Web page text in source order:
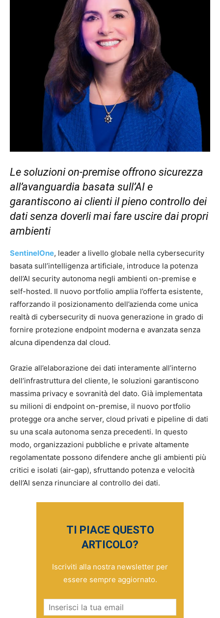
Le soluzioni on-premise offrono sicurezza
all’avanguardia basata sull’AI e
garantiscono ai clienti il pieno controllo dei
dati senza doverli mai fare uscire dai propri
ambienti
SentinelOne, leader a livello globale nella cybersecurity
basata sull’intelligenza artificiale, introduce la potenza
dell’AI security autonoma negli ambienti on-premise e
self-hosted. Il nuovo portfolio amplia l’offerta esistente,
rafforzando il posizionamento dell’azienda come unica
realtà di cybersecurity di nuova generazione in grado di
fornire protezione endpoint moderna e avanzata senza
alcuna dipendenza dal cloud.
Grazie all’elaborazione dei dati interamente all’interno
dell’infrastruttura del cliente, le soluzioni garantiscono
massima privacy e sovranità del dato. Già implementata
su milioni di endpoint on-premise, il nuovo portfolio
protegge ora anche server, cloud privati e pipeline di dati
su una scala autonoma senza precedenti. In questo
modo, organizzazioni pubbliche e private altamente
regolamentate possono difendere anche gli ambienti più
critici e isolati (air-gap), sfruttando potenza e velocità
dell’AI senza rinunciare al controllo dei dati.
TI PIACE QUESTO
ARTICOLO?
Iscriviti alla nostra newsletter per
essere sempre aggiornato.